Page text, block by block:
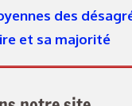
des
et sa majorité